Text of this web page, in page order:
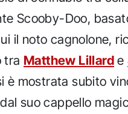
Scooby-Doo,
il noto cagnolone,
tra Matthew Lillard e
è mostrata subito
suo cappello